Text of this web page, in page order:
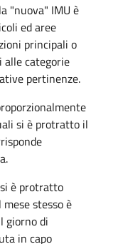
"nuova" IMU è
ed aree
principali o
categorie
pertinenze.
si è protratto il
è protratto
stesso è
giorno di
in capo